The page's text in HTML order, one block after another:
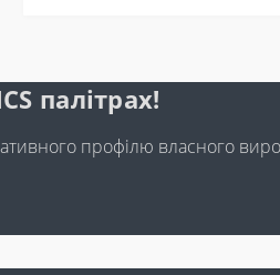
палітрах!
профілю власного